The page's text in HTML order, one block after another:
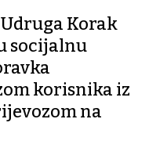
Korak
socijalnu
korisnika iz
na